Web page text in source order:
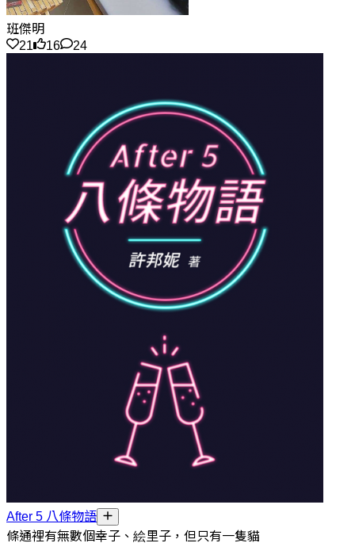
班傑明
21
16 24
After 5 八條物語
條通裡有無數個幸子、絵里子，但只有一隻貓